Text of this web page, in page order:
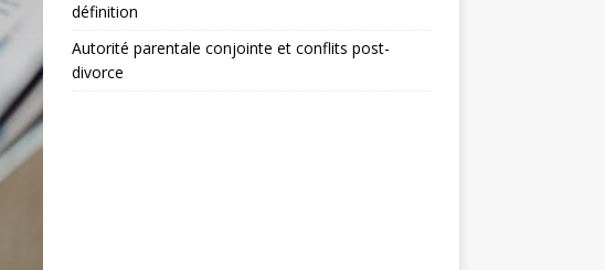
définition
Autorité parentale conjointe et conflits post-
divorce